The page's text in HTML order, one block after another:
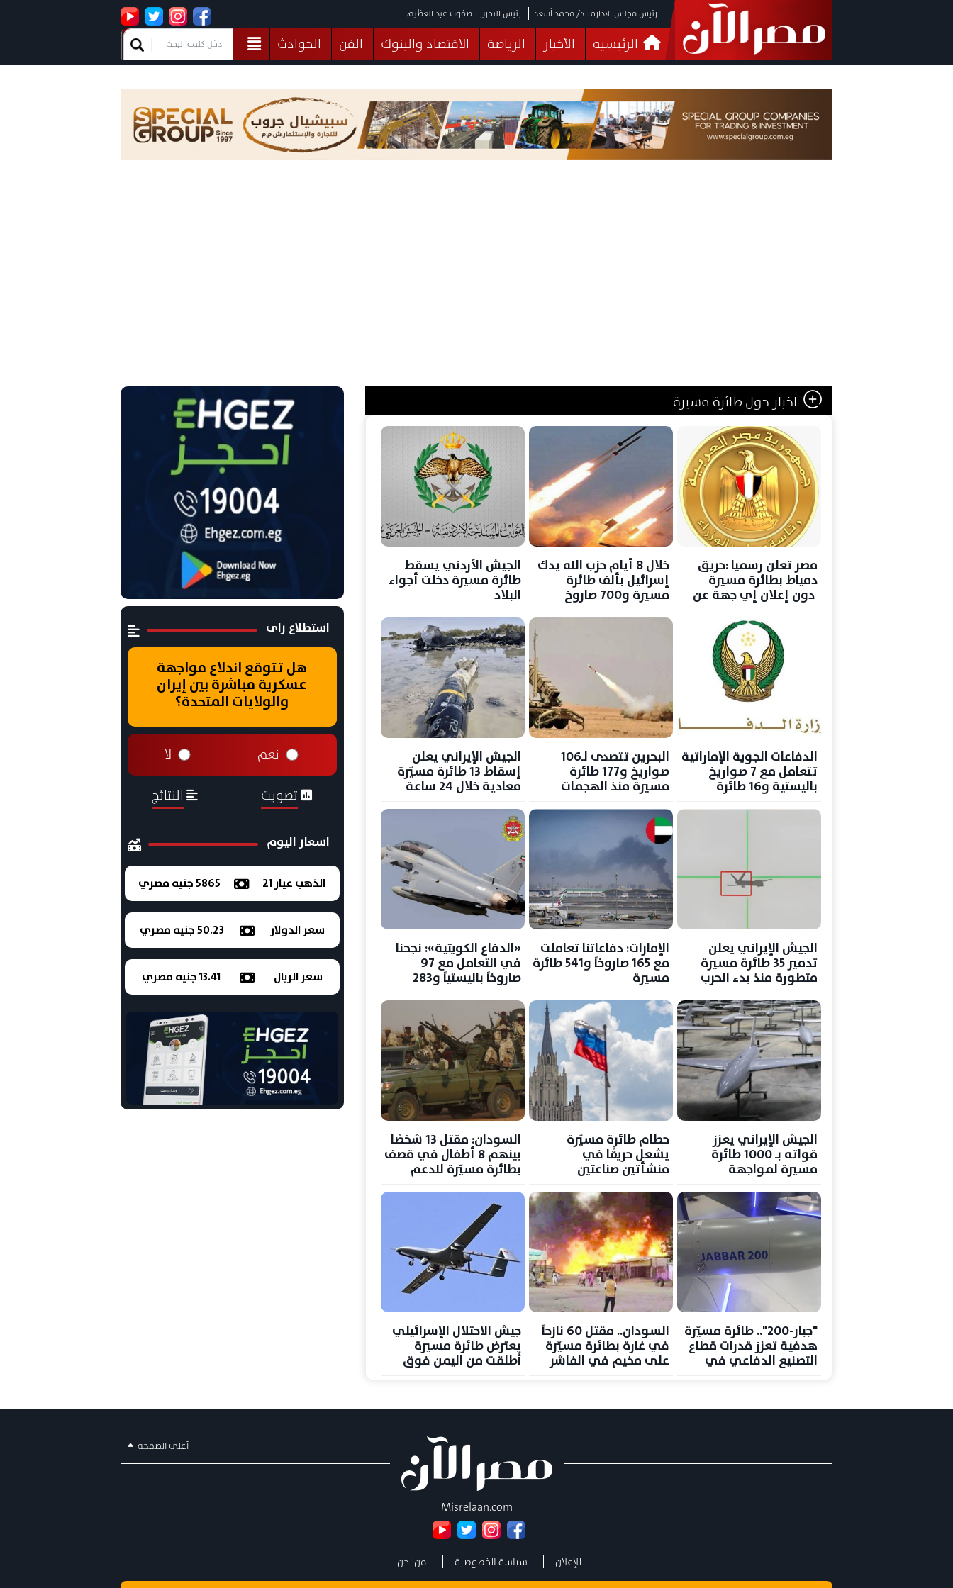
رئيس مجلس الادارة : د/ محمد أسعد رئيس التحرير : صفوت عبد العظيم
الرئيسيه الأخبار الرياضة الاقتصاد والبنوك الفن
الحوادث
فيديوهات
البرلمان صحة الثقافة خدمات منوعات
اخبار حول طائرة مسيرة
مصر تعلن رسميا :حريق
دمياط بطائرة مسيرة
دون إعلان إي جهة عن
خلال 8 أيام حزب الله يدك
إسرائيل بألف طائرة
مسيرة و700 صاروخ
الجيش الأردني يسقط
طائرة مسيرة دخلت أجواء
البلاد
الدفاعات الجوية الإماراتية
تتعامل مع 7 صواريخ
باليستية و16 طائرة
البحرين تتصدى لـ106
صواريخ و177 طائرة
مسيرة منذ الهجمات
الجيش الإيراني يعلن
إسقاط 13 طائرة مسيّرة
معادية خلال 24 ساعة
الجيش الإيراني يعلن
تدمير 35 طائرة مسيرة
متطورة منذ بدء الحرب
الإمارات: دفاعاتنا تعاملت
مع 165 صاروخاً و541 طائرة
مسيرة
«الدفاع الكويتية»: نجحنا
في التعامل مع 97
صاروخاً باليستياً و283
الجيش الإيراني يعزز
قواته بـ 1000 طائرة
مسيرة لمواجهة
حطام طائرة مسيّرة
يشعل حريقًا في
منشأتين صناعتين
الروسية
السودان: مقتل 13 شخصًا
بينهم 8 أطفال في قصف
بطائرة مسيّرة للدعم
"جبار-200".. طائرة مسيّرة
هدفية تعزز قدرات قطاع
التصنيع الدفاعي في
السودان.. مقتل 60 نازحاً
في غارة بطائرة مسيّرة
على مخيم في الفاشر
جيش الاحتلال الإسرائيلي
يعترض طائرة مسيرة
أُطلقت من اليمن فوق
استطلاع راى
هل تتوقع اندلاع مواجهة
عسكرية مباشرة بين إيران
والولايات المتحدة؟
نعم لا
تصويت النتائج
اسعار اليوم
الذهب عيار 21 5865 جنيه مصري
سعر الدولار 50.23 جنيه مصري
سعر الريال 13.41 جنيه مصري
أعلى الصفحه
Misrelaan.com
للإعلان سياسة الخصوصية من نحن